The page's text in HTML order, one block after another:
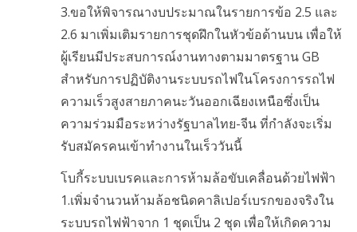
3.ขอให้พิจารณางบประมาณในรายการข้อ 2.5 และ
2.6 มาเพิ่มเติมรายการชุดฝึกในหัวข้อด้านบน เพื่อให้
ผู้เรียนมีประสบการณ์งานทางตามมาตรฐาน GB
สำหรับการปฏิบัติงานระบบรถไฟในโครงการรถไฟ
ความเร็วสูงสายภาคนะวันออกเฉียงเหนือซึ่งเป็น
ความร่วมมือระหว่างรัฐบาลไทย-จีน ที่กำลังจะเริ่ม
รับสมัครคนเข้าทำงานในเร็ววันนี้
โบกี้ระบบเบรคและการห้ามล้อขับเคลื่อนด้วยไฟฟ้า
1.เพิ่มจำนวนห้ามล้อชนิดคาลิเปอร์เบรกของจริงใน
ระบบรถไฟฟ้าจาก 1 ชุดเป็น 2 ชุด เพื่อให้เกิดความ